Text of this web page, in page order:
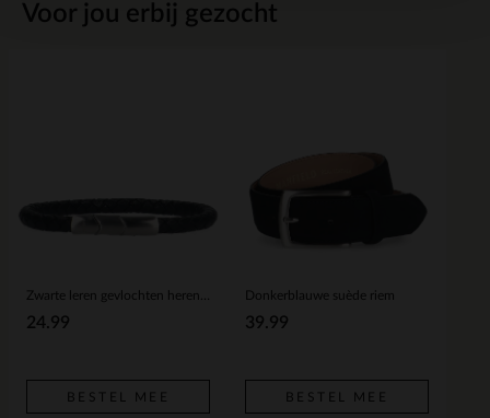
Voor jou erbij gezocht
24.99
BESTEL MEE
Donkerblauwe suède riem
39.99
BESTEL MEE